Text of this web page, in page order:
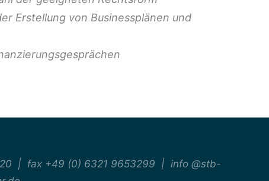
Erstellung von Businessplänen und
| fax +49 (0) 6321 9653299 | info @stb-